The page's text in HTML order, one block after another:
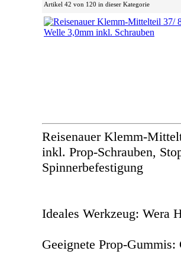
Artikel 42 von 120 in dieser Kategorie
Reisenauer Klemm-
inkl. Prop-Schrauben,
Spinnerbefestigung
Ideales Werkzeug: Wera
Geeignete Prop-Gummis: